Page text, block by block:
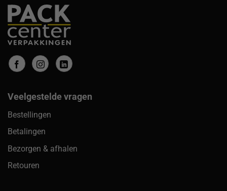
Veelgestelde vragen
Bestellingen
Betalingen
Bezorgen & afhalen
Retouren